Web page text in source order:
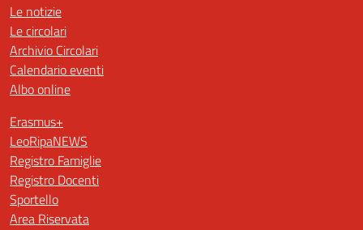
Le notizie
Le circolari
Archivio Circolari
Calendario eventi
Albo online
Erasmus+
LeoRipaNEWS
Registro Famiglie
Registro Docenti
Sportello
Area Riservata